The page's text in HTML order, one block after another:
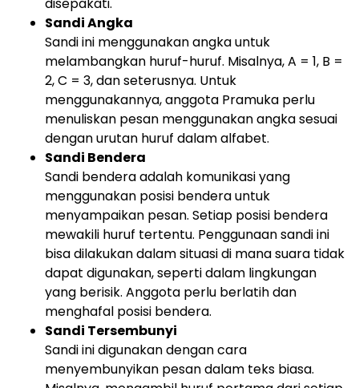
Sandi Angka
Sandi ini menggunakan angka untuk
melambangkan huruf-huruf. Misalnya, A = 1, B =
2, C = 3, dan seterusnya. Untuk
menggunakannya, anggota Pramuka perlu
menuliskan pesan menggunakan angka sesuai
dengan urutan huruf dalam alfabet.
Sandi Bendera
Sandi bendera adalah komunikasi yang
menggunakan posisi bendera untuk
menyampaikan pesan. Setiap posisi bendera
mewakili huruf tertentu. Penggunaan sandi ini
bisa dilakukan dalam situasi di mana suara tidak
dapat digunakan, seperti dalam lingkungan
yang berisik. Anggota perlu berlatih dan
menghafal posisi bendera.
Sandi Tersembunyi
Sandi ini digunakan dengan cara
menyembunyikan pesan dalam teks biasa.